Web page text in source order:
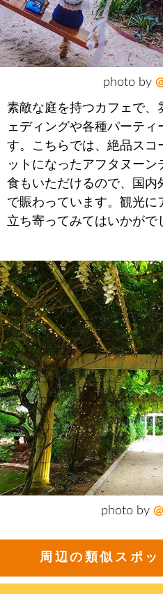
photo by
素敵な庭を持つカフェで、
ェディングや各種パーティ
す。こちらでは、絶品スコ
ットになったアフタヌー
食もいただけるので、国内
で賑わっています。観光に
立ち寄ってみてはいかがで
photo by
周辺の類似スポッ